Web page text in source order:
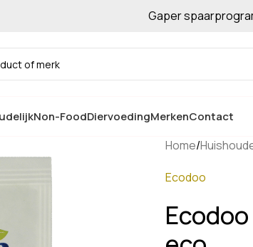
Gratis afhalen in de winkelGaper
Non-FoodDiervoedingMerkenContact
Home/
Ecodoo